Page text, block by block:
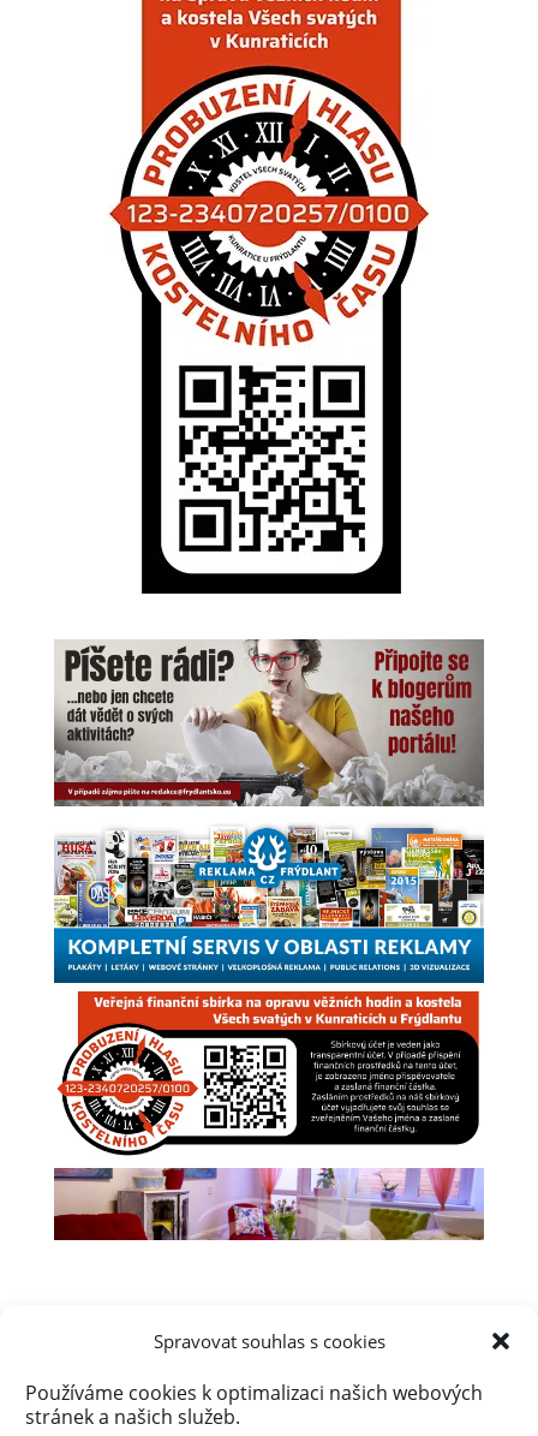
Spravovat souhlas s cookies
Používáme cookies k optimalizaci našich webových
stránek a našich služeb.
Úvod Obsah webu
Aktuálně